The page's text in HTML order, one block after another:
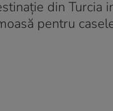
din Turcia
pentru